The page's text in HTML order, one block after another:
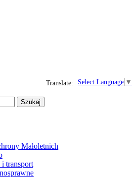
Select Language ▼
Translate:
Szukaj
Małoletnich
transport